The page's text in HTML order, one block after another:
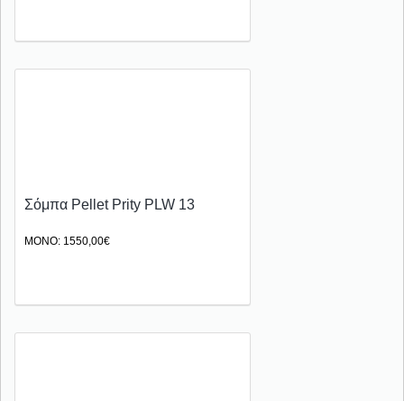
Σόμπα Pellet Prity PLW 13
ΜΟΝΟ: 1550,00€